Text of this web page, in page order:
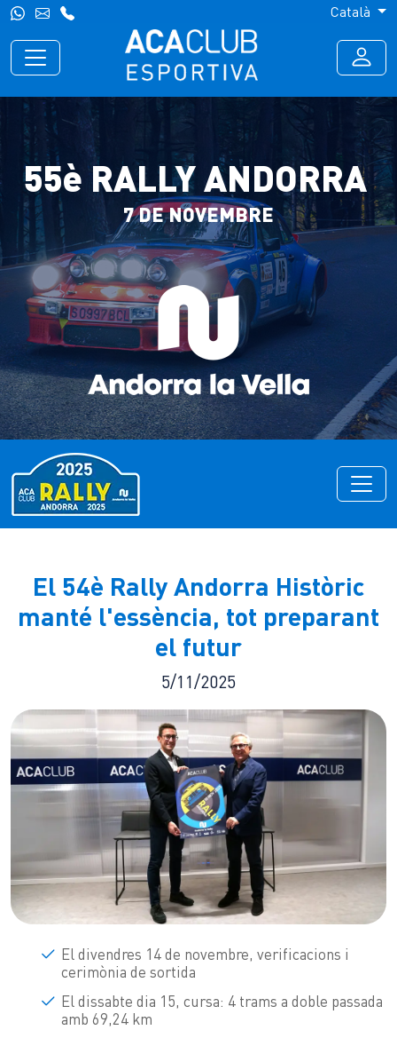
Català
55è RALLY ANDORRA
7 DE NOVEMBRE
El 54è Rally Andorra Històric
manté l'essència, tot preparant
el futur
5/11/2025
El divendres 14 de novembre, verificacions i
cerimònia de sortida
El dissabte dia 15, cursa: 4 trams a doble passada
amb 69,24 km